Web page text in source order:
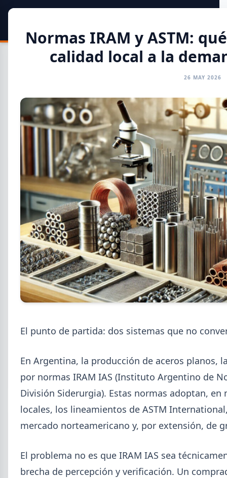
Toda la Información
GENERAL INFORMES CAMARAS REFERENTES
UOM 2026-08-04
Paritaria UOM agosto 2026: sin
valores de abril
paritaria. Agosto se liquida con los valores de abril:
IMGR $1.036.390.
Normas IRAM y ASTM:
calidad local a la
26 MAY 2026
El punto de partida: dos sistemas que no
En Argentina, la producción de aceros planos,
por normas IRAM IAS (Instituto Argentino de
División Siderurgia). Estas normas adoptan,
locales, los lineamientos de ASTM
mercado norteamericano y, por extensión, de
El problema no es que IRAM IAS sea
brecha de percepción y verificación. Un